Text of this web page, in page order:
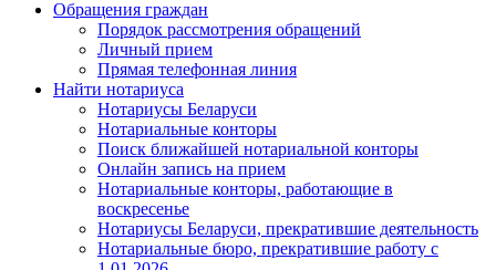
Обращения граждан
Порядок рассмотрения обращений
Личный прием
Прямая телефонная линия
Найти нотариуса
Нотариусы Беларуси
Нотариальные конторы
Поиск ближайшей нотариальной конторы
Онлайн запись на прием
Нотариальные конторы, работающие в
воскресенье
Нотариусы Беларуси, прекратившие деятельность
Нотариальные бюро, прекратившие работу с